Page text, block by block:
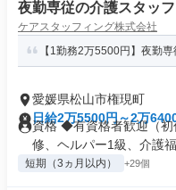
夜勤専従の介護スタッフ
ケアスタッフィング株式会社
【1勤務2万5500円】夜勤
愛媛県松山市権現町
日給2万5500円～2万
資格 ◆有資格者歓迎（初
修、ヘルパー1級、介護福
短期（3ヵ月以内） +29個